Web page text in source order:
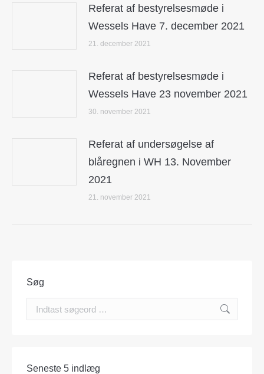
Referat af bestyrelsesmøde i
Wessels Have 7. december 2021
21. december 2021
Referat af bestyrelsesmøde i
Wessels Have 23 november 2021
30. november 2021
Referat af undersøgelse af
blåregnen i WH 13. November
2021
21. november 2021
Søg
Search:
Seneste 5 indlæg